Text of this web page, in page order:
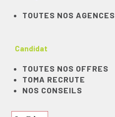
TOUTES NOS AGENCES
Candidat
TOUTES NOS OFFRES
TOMA RECRUTE
NOS CONSEILS